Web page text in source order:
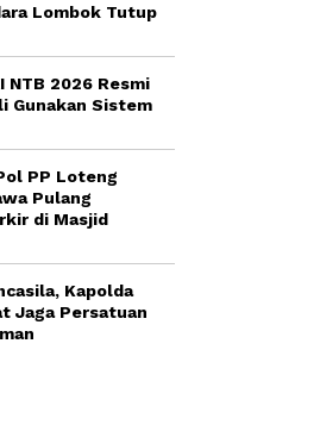
Lombok Tutup
NTB 2026 Resmi
Gunakan Sistem
PP Loteng
Pulang
di Masjid
Kapolda
Jaga Persatuan